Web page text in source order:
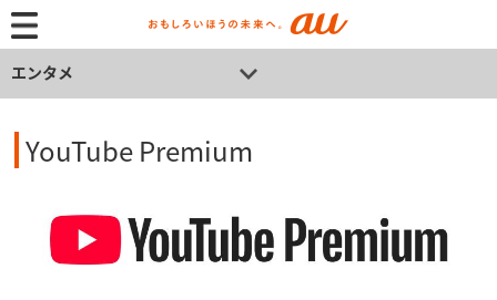
エンタメ
YouTube Premium